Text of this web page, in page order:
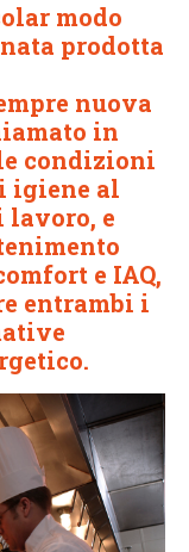
modo
prodotta
nuova
in
condizioni
igiene al
lavoro, e
e IAQ,
entrambi i